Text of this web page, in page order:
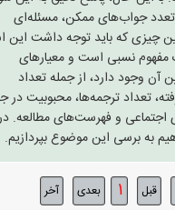
جواب‌های ممکن، مسئله‌ای
چیزی که باید توجه داشت
نسبی است و معیارهای
آن وجود دارد، از جمله تعداد
تعداد ترجمه‌ها، محبوبیت در
اجتماعی و فهرست‌های مطالعه.
به برسی این موضوع بپردازیم.
قبل 1 بعدی آخر